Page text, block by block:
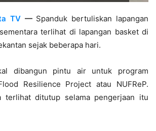
TV—Spanduk bertuliskan lapangan
terlihat di lapangan basket di
sejak beberapa hari.
dibangun pintu air untuk program
Resilience Project atau NUFReP.
terlihat ditutup selama pengerjaan itu